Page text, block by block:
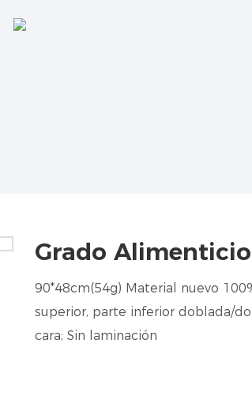
Grado
90*48cm(54g) Material nuevo
superior, parte inferior doblada/
cara; Sin laminación